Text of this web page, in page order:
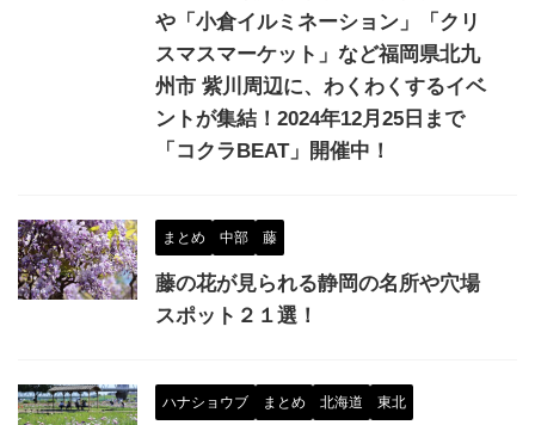
や「小倉イルミネーション」「クリ
スマスマーケット」など福岡県北九
州市 紫川周辺に、わくわくするイベ
ントが集結！2024年12月25日まで
「コクラBEAT」開催中！
まとめ 中部 藤
藤の花が見られる静岡の名所や穴場
スポット２１選！
ハナショウブ まとめ 北海道 東北